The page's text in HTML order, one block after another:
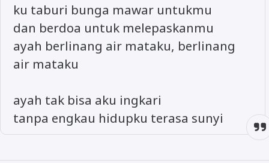
ku taburi bunga mawar untukmu
dan berdoa untuk melepaskanmu
ayah berlinang air mataku, berlinang
air mataku
ayah tak bisa aku ingkari
tanpa engkau hidupku terasa sunyi